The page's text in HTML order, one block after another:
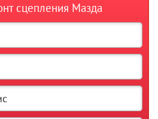
сцепления Мазда